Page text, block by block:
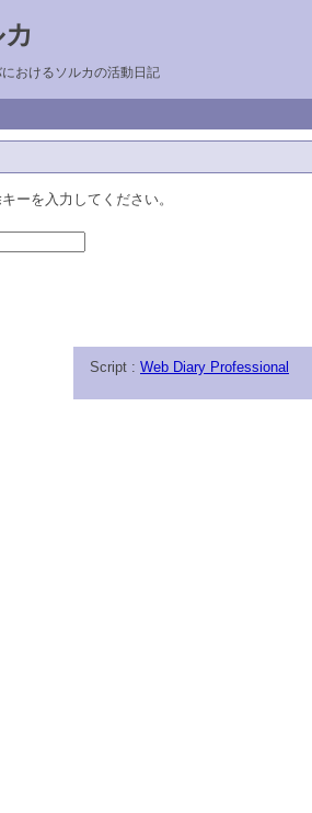
おけるソルカの活動日記
ーを入力してください。
Script : Web Diary Professional